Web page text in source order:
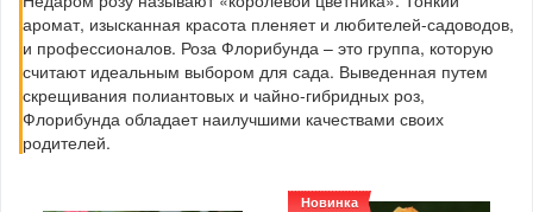
аромат, изысканная красота пленяет и любителей-садоводов,
и профессионалов. Роза Флорибунда – это группа, которую
считают идеальным выбором для сада. Выведенная путем
скрещивания полиантовых и чайно-гибридных роз,
Флорибунда обладает наилучшими качествами своих
родителей.
Новинка